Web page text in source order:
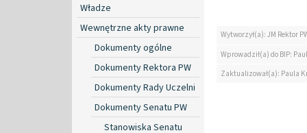
Władze
Wewnętrzne akty prawne
Dokumenty ogólne
Dokumenty Rektora PW
Dokumenty Rady Uczelni
Dokumenty Senatu PW
Stanowiska Senatu
Wytworzył(a): JM Rektor
Wprowadził(a) do BIP:
Zaktualizował(a): Paula